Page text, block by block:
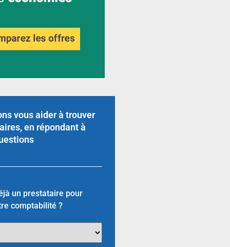
vous aider à trouver
en répondant à
un prestataire pour
comptabilité ?